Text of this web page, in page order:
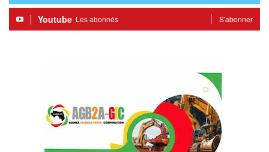
Youtube Les abonnés S'abonner